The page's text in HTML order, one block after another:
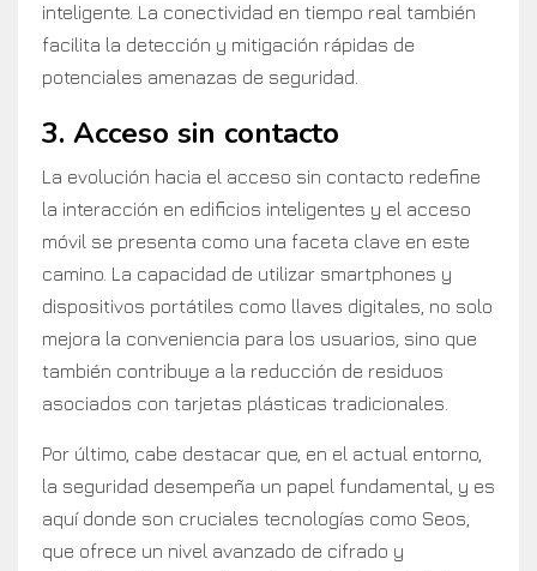
inteligente. La conectividad en tiempo real también
facilita la detección y mitigación rápidas de
potenciales amenazas de seguridad.
3. Acceso sin contacto
La evolución hacia el acceso sin contacto redefine
la interacción en edificios inteligentes y el acceso
móvil se presenta como una faceta clave en este
camino. La capacidad de utilizar smartphones y
dispositivos portátiles como llaves digitales, no solo
mejora la conveniencia para los usuarios, sino que
también contribuye a la reducción de residuos
asociados con tarjetas plásticas tradicionales.
Por último, cabe destacar que, en el actual entorno,
la seguridad desempeña un papel fundamental, y es
aquí donde son cruciales tecnologías como Seos,
que ofrece un nivel avanzado de cifrado y